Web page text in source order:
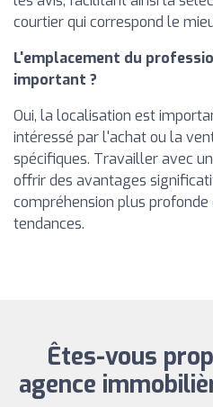
courtier qui correspond le
L'emplacement du
important ?
Oui, la localisation est
intéressé par l'achat ou la
spécifiques. Travailler avec
offrir des avantages
compréhension plus
tendances.
Êtes-vous
agence